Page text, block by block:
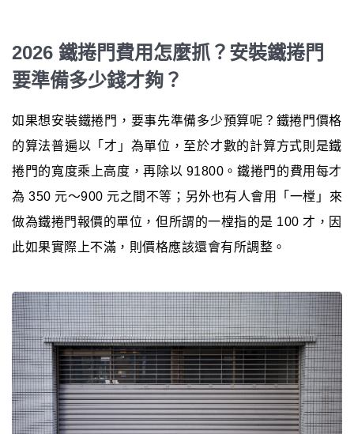
2026 鐵捲門費用怎麼抓？安裝鐵捲門
要準備多少錢才夠？
如果想安裝鐵捲門，要事先準備多少預算呢？鐵捲門價格
的算法普遍以「才」為單位，至於才數的計算方式則是鐵
捲門的寬度乘上高度，再除以 91800。鐵捲門的費用每才
為 350 元～900 元之間不等；另外也有人會用「一樘」來
做為鐵捲門報價的單位，但所謂的一樘指的是 100 才，因
此如果實際上不滿，則價格應該還會有所調整。